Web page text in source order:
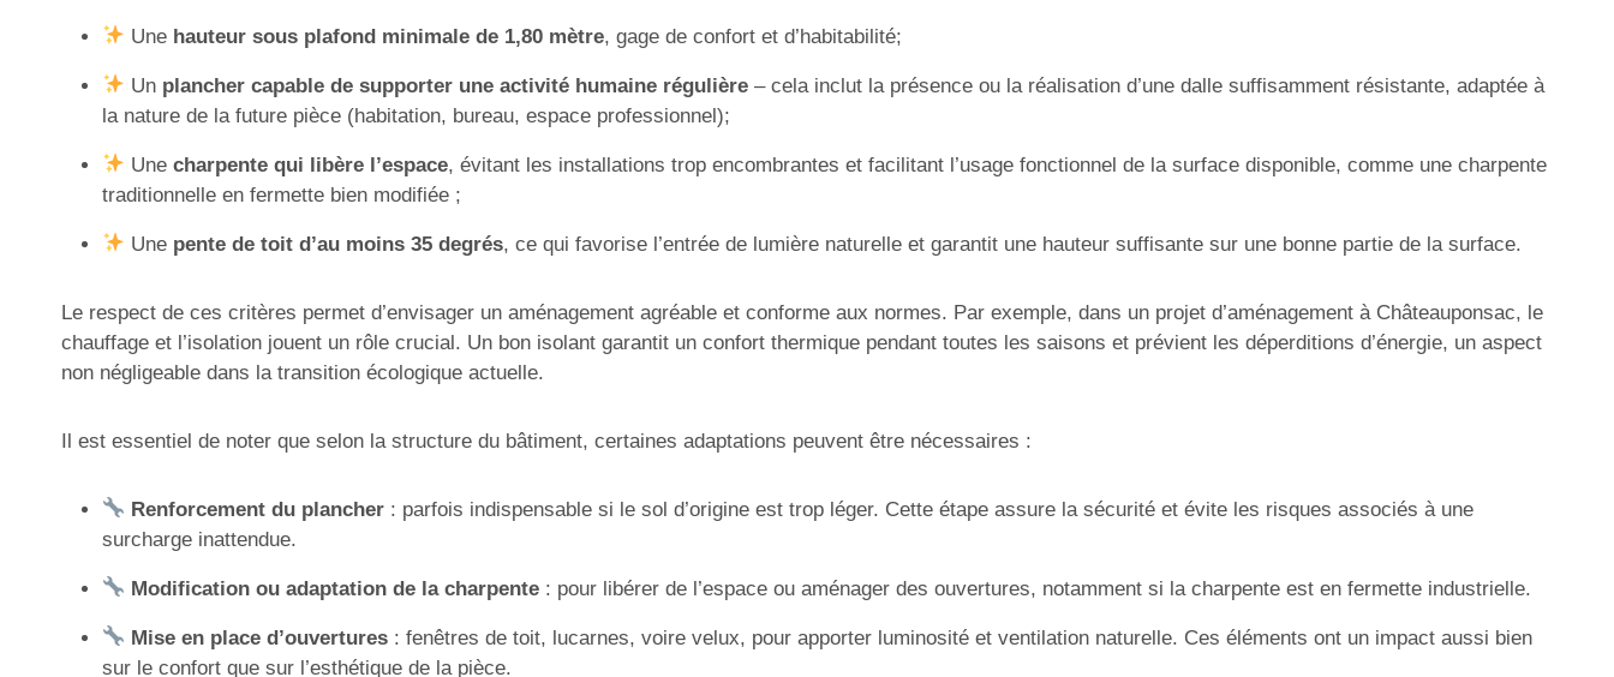
Une hauteur sous plafond minimale de 1,80 mètre, gage de confort et d’habitabilité;
Un plancher capable de supporter une activité humaine régulière – cela inclut la présence ou la réalisation d’une dalle suffisamment résistante, adaptée à
la nature de la future pièce (habitation, bureau, espace professionnel);
Unecharpente qui libère l’espace, évitant les installations trop encombrantes et facilitant l’usage fonctionnel de la surface disponible, comme une charpente
traditionnelle en fermette bien modifiée ;
Une pente de toit d’au moins 35 degrés, ce qui favorise l’entrée de lumière naturelle et garantit une hauteur suffisante sur une bonne partie de la surface.
Le respect de ces critères permet d’envisager un aménagement agréable et conforme aux normes. Par exemple, dans un projet d’aménagement à Châteauponsac, le
chauffage et l’isolation jouent un rôle crucial. Un bon isolant garantit un confort thermique pendant toutes les saisons et prévient les déperditions d’énergie, un aspect
non négligeable dans la transition écologique actuelle.
Il est essentiel de noter que selon la structure du bâtiment, certaines adaptations peuvent être nécessaires :
Renforcement du plancher : parfois indispensable si le sol d’origine est trop léger. Cette étape assure la sécurité et évite les risques associés à une
surcharge inattendue.
Modification ou adaptation de la charpente : pour libérer de l’espace ou aménager des ouvertures, notamment si la charpente est en fermette industrielle.
Mise en place d’ouvertures : fenêtres de toit, lucarnes, voire velux, pour apporter luminosité et ventilation naturelle. Ces éléments ont un impact aussi bien
sur le confort que sur l’esthétique de la pièce.